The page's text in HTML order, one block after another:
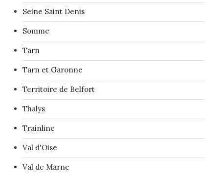
Seine Saint Denis
Somme
Tarn
Tarn et Garonne
Territoire de Belfort
Thalys
Trainline
Val d'Oise
Val de Marne